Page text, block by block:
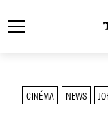
CINÉMA NEWS